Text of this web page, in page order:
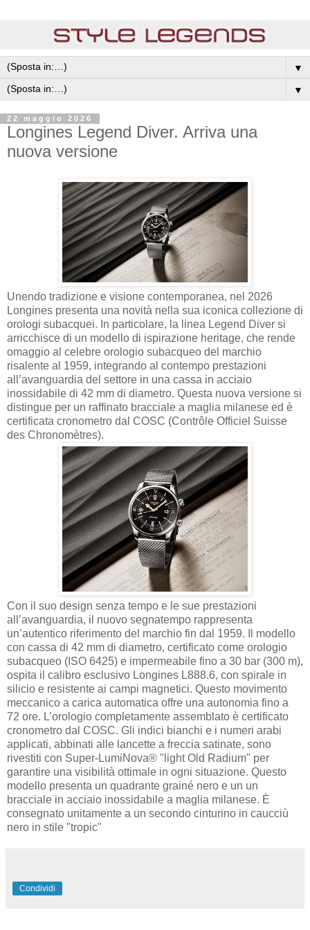
▼
▼
22 maggio 2026
Longines Legend Diver. Arriva una
nuova versione
Unendo tradizione e visione contemporanea, nel 2026
Longines presenta una novità nella sua iconica collezione di
orologi subacquei. In particolare, la linea Legend Diver si
arricchisce di un modello di ispirazione heritage, che rende
omaggio al celebre orologio subacqueo del marchio
risalente al 1959, integrando al contempo prestazioni
all’avanguardia del settore in una cassa in acciaio
inossidabile di 42 mm di diametro. Questa nuova versione si
distingue per un raffinato bracciale a maglia milanese ed è
certificata cronometro dal COSC (Contrôle Officiel Suisse
des Chronomètres).
Con il suo design senza tempo e le sue prestazioni
all’avanguardia, il nuovo segnatempo rappresenta
un’autentico riferimento del marchio fin dal 1959. Il modello
con cassa di 42 mm di diametro, certificato come orologio
subacqueo (ISO 6425) e impermeabile fino a 30 bar (300 m),
ospita il calibro esclusivo Longines L888.6, con spirale in
silicio e resistente ai campi magnetici. Questo movimento
meccanico a carica automatica offre una autonomia fino a
72 ore. L’orologio completamente assemblato è certificato
cronometro dal COSC. Gli indici bianchi e i numeri arabi
applicati, abbinati alle lancette a freccia satinate, sono
rivestiti con Super-LumiNova® "light Old Radium" per
garantire una visibilità ottimale in ogni situazione. Questo
modello presenta un quadrante grainé nero e un un
bracciale in acciaio inossidabile a maglia milanese. È
consegnato unitamente a un secondo cinturino in caucciù
nero in stile "tropic"
Condividi